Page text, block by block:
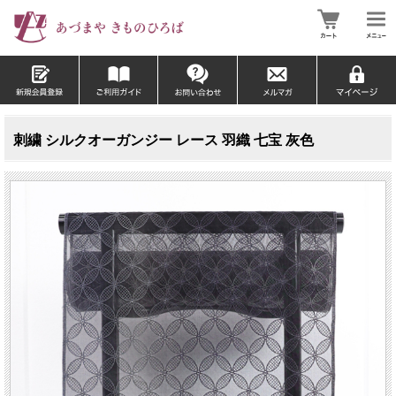
刺繍 シルクオーガンジー レース 羽織 七宝 灰色